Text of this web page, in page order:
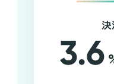
決
3.6